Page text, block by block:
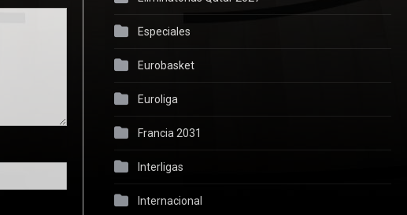
Especiales
Eurobasket
Euroliga
Francia 2031
Interligas
Internacional